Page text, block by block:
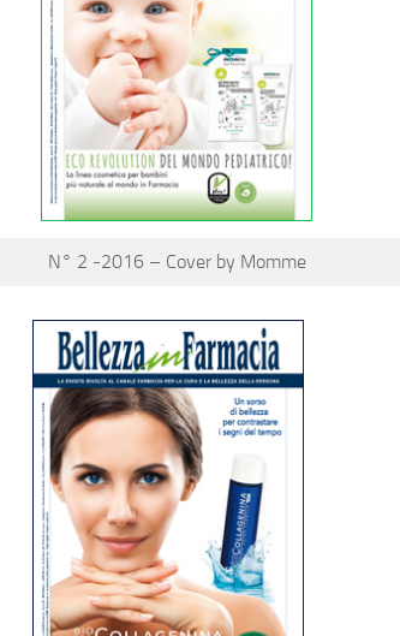
N° 2 -2016 – Cover by Momme